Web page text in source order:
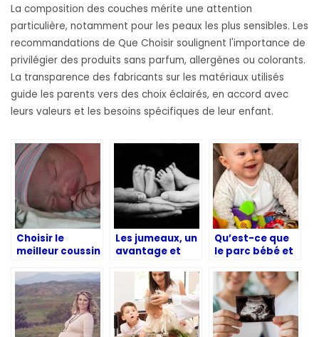
La composition des couches mérite une attention
particulière, notamment pour les peaux les plus sensibles. Les
recommandations de Que Choisir soulignent l'importance de
privilégier des produits sans parfum, allergènes ou colorants.
La transparence des fabricants sur les matériaux utilisés
guide les parents vers des choix éclairés, en accord avec
leurs valeurs et les besoins spécifiques de leur enfant.
Choisir le
meilleur coussin
pour bébé
Les jumeaux, un
avantage et
deux en un !
Qu’est-ce que
le parc bébé et
avantages ?